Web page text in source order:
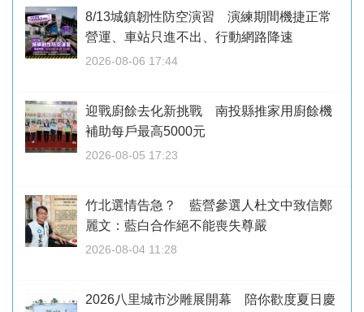
8/13城鎮韌性防空演習 演練期間機捷正常
營運、車站只進不出、行動網路降速
2026-08-06 17:44
迎戰廚餘去化新挑戰 南投縣推家用廚餘機
補助每戶最高5000元
2026-08-05 17:23
竹北選情告急？ 藍營參選人杜文中致信鄭
麗文：藍白合作絕不能喪失尊嚴
2026-08-04 11:28
2026八里城市沙雕展開幕 陪你歡度夏日慶